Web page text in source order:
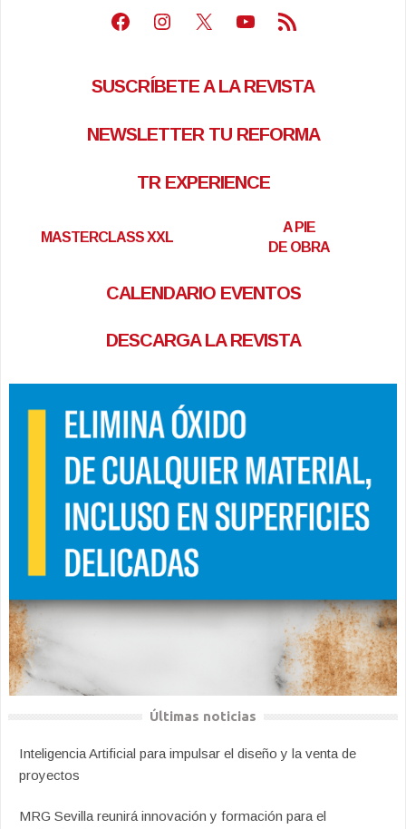
Facebook
Instagram
X Youtube
Feed RSS
SUSCRÍBETE A LA REVISTA
NEWSLETTER TU REFORMA
TR EXPERIENCE
MASTERCLASS XXL
A PIE
DE OBRA
CALENDARIO EVENTOS
DESCARGA LA REVISTA
Últimas noticias
Inteligencia Artificial para impulsar el diseño y la venta de
proyectos
MRG Sevilla reunirá innovación y formación para el